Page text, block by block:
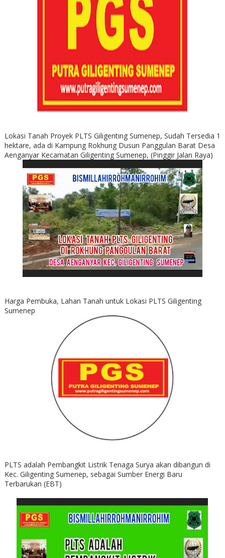
Lokasi Tanah Proyek PLTS Giligenting Sumenep, Sudah Tersedia 1
hektare, ada di Kampung Rokhung Dusun Panggulan Barat Desa
Aenganyar Kecamatan Giligenting Sumenep, (Pinggir Jalan Raya)
Harga Pembuka, Lahan Tanah untuk Lokasi PLTS Giligenting
Sumenep
PLTS adalah Pembangkit Listrik Tenaga Surya akan dibangun di
Kec. Giligenting Sumenep, sebagai Sumber Energi Baru
Terbarukan (EBT)